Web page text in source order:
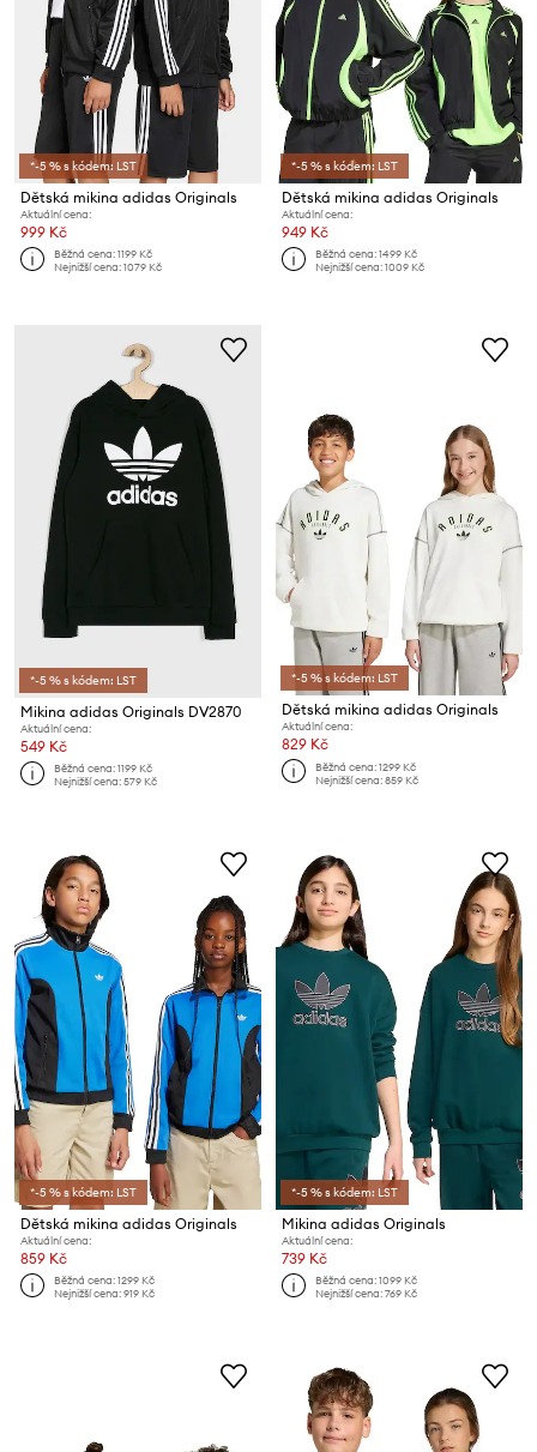
*-5 % s kódem: LST
Dětská mikina adidas Originals
Aktuální cena:
999 Kč
Běžná cena:1199 Kč
Nejnižší cena:1079 Kč
*-5 % s kódem: LST
Dětská mikina adidas Originals
Aktuální cena:
949 Kč
Běžná cena:1499 Kč
Nejnižší cena:1009 Kč
*-5 % s kódem: LST
Mikina adidas Originals DV2870
Aktuální cena:
549 Kč
Běžná cena:1199 Kč
Nejnižší cena:579 Kč
*-5 % s kódem: LST
Dětská mikina adidas Originals
Aktuální cena:
829 Kč
Běžná cena:1299 Kč
Nejnižší cena:859 Kč
*-5 % s kódem: LST
Dětská mikina adidas Originals
Aktuální cena:
859 Kč
Běžná cena:1299 Kč
Nejnižší cena:919 Kč
*-5 % s kódem: LST
Mikina adidas Originals
Aktuální cena:
739 Kč
Běžná cena:1099 Kč
Nejnižší cena:769 Kč